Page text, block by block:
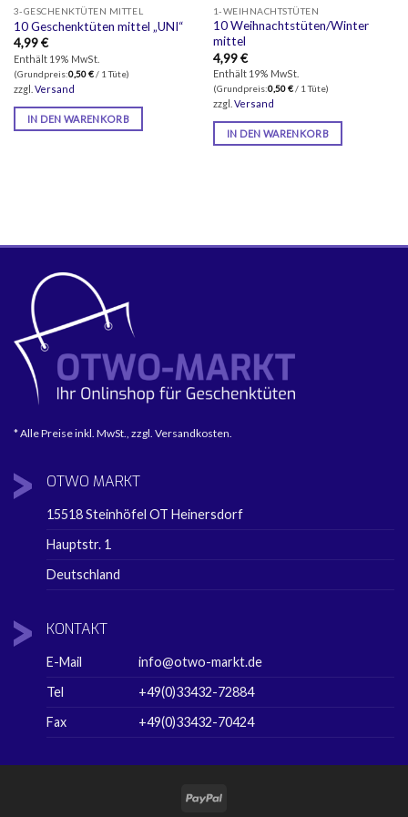
3-GESCHENKTÜTEN MITTEL
10 Geschenktüten mittel „UNI“
4,99€
Enthält 19% MwSt.
(Grundpreis:0,50€/ 1 Tüte)
zzgl. Versand
IN DEN WARENKORB
1-WEIHNACHTSTÜTEN
10 Weihnachtstüten/Winter
mittel
4,99€
Enthält 19% MwSt.
(Grundpreis:0,50€/ 1 Tüte)
zzgl. Versand
IN DEN WARENKORB
* Alle Preise inkl. MwSt., zzgl. Versandkosten.
OTWO MARKT
15518 Steinhöfel OT Heinersdorf
Hauptstr. 1
Deutschland
KONTAKT
E-Mail
info@otwo-markt.de
Tel
+49(0)33432-72884
Fax
+49(0)33432-70424
PayPal